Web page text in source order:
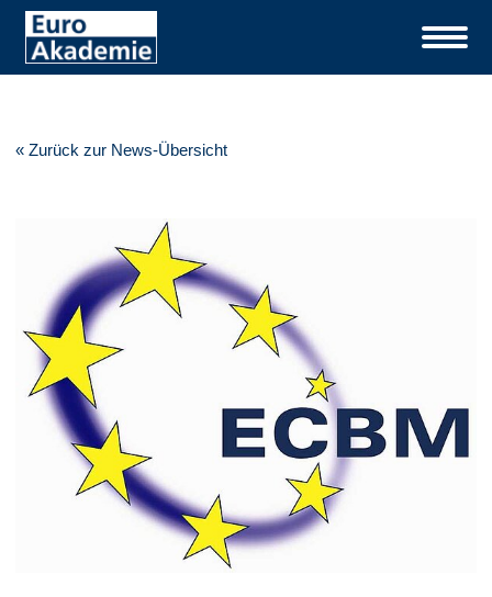
« Zurück zur News-Übersicht